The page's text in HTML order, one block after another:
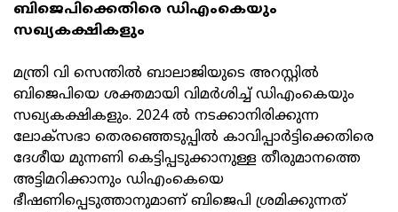
ബിജെപിക്കെതിരെ ഡിഎംകെയും
സഖ്യകക്ഷികളും
മന്ത്രി വി സെന്തിൽ ബാലാജിയുടെ അറസ്റ്റിൽ
ബിജെപിയെ ശക്തമായി വിമർശിച്ച് ഡിഎംകെയും
സഖ്യകക്ഷികളും. 2024 ൽ നടക്കാനിരിക്കുന്ന
ലോക്‌സഭാ തെരഞ്ഞെടുപ്പിൽ കാവിപ്പാർട്ടിക്കെതിരെ
ദേശീയ മുന്നണി കെട്ടിപ്പടുക്കാനുള്ള തീരുമാനത്തെ
അട്ടിമറിക്കാനും ഡിഎംകെയെ
ഭീഷണിപ്പെടുത്താനുമാണ് ബിജെപി ശ്രമിക്കുന്നത്